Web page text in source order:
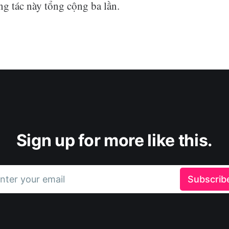
tác này tổng cộng ba lần.
Sign up for more like this.
your email